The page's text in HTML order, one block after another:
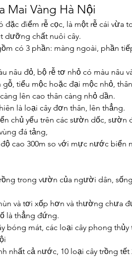
Mai Vàng Hà Nội
đặc điểm rễ cọc, là một rễ cái vừa
dưỡng chất nuôi cây.
có 3 phần: màng ngoài, phần
nâu đỏ, bộ rễ tơ nhỏ có màu nâu
gỗ, tiểu mộc hoặc đại mộc nhỏ,
lên cao thân càng nhỏ dần.
là loại cây đơn thân, lên thẳng.
chủ yếu trên các sườn dốc, sườn
đá tảng,
cao 300m so với mực nước biển
trong vườn của người dân,
và tơi xốp hơn và thường chưa
là thẳng đứng.
bóng mát, các loại cây phong
nhất cả nước, 10 loại cây trồng tết